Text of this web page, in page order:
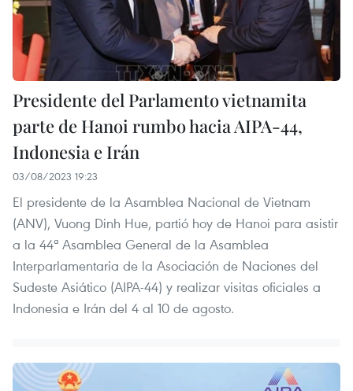
Presidente del Parlamento vietnamita
parte de Hanoi rumbo hacia AIPA-44,
Indonesia e Irán
03/08/2023 19:23
El presidente de la Asamblea Nacional de Vietnam
(ANV), Vuong Dinh Hue, partió hoy de Hanoi para asistir
a la 44ª Asamblea General de la Asamblea
Interparlamentaria de la Asociación de Naciones del
Sudeste Asiático (AIPA-44) y realizar visitas oficiales a
Indonesia e Irán del 4 al 10 de agosto.